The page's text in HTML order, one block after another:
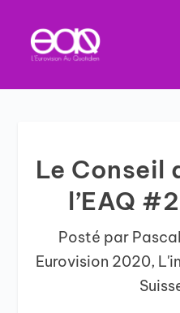
Le Conseil
l’EAQ
Posté par
Eurovision 2020,